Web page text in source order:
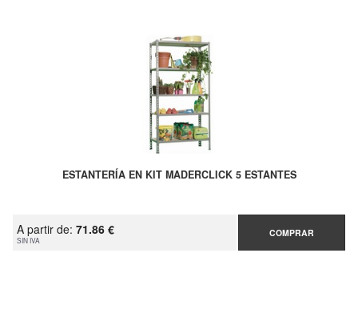
ESTANTERÍA EN KIT MADERCLICK 5 ESTANTES
A partir de: 71.86 €
SIN IVA
COMPRAR